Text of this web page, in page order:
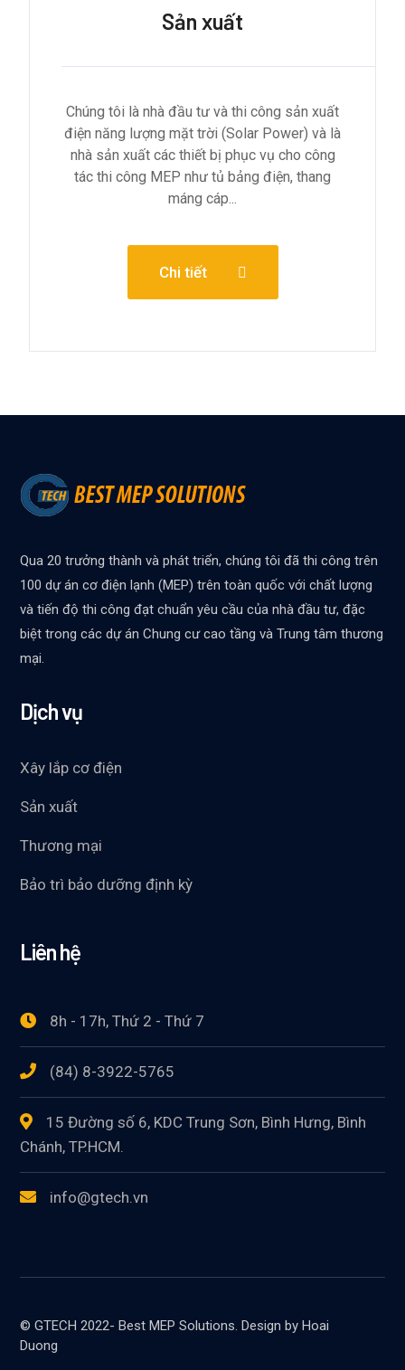
Sản xuất
Chúng tôi là nhà đầu tư và thi công sản xuất
điện năng lượng mặt trời (Solar Power) và là
nhà sản xuất các thiết bị phục vụ cho công
tác thi công MEP như tủ bảng điện, thang
máng cáp...
Chi tiết
Qua 20 trưởng thành và phát triển, chúng tôi đã thi công trên
100 dự án cơ điện lạnh (MEP) trên toàn quốc với chất lượng
và tiến độ thi công đạt chuẩn yêu cầu của nhà đầu tư, đặc
biệt trong các dự án Chung cư cao tầng và Trung tâm thương
mại.
Dịch vụ
Xây lắp cơ điện
Sản xuất
Thương mại
Bảo trì bảo dưỡng định kỳ
Liên hệ
8h - 17h, Thứ 2 - Thứ 7
(84) 8-3922-5765
15 Đường số 6, KDC Trung Sơn, Bình Hưng, Bình
Chánh, TP.HCM.
info@gtech.vn
© GTECH 2022- Best MEP Solutions. Design by Hoai
Duong